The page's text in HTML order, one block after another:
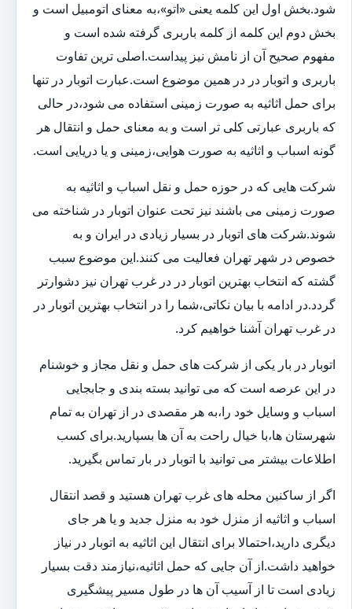
شود.بخش اول این کلمه یعنی «اتو»،به معنای اتومبیل است و
بخش دوم این کلمه از کلمه باربری گرفته شده است و
مفهوم صحیح آن از نامش نیز پیداست.اصلی ترین تفاوت
باربری و اتوبار در در همین موضوع است.عبارت اتوبار در تنها
برای حمل اثاثیه به صورت زمینی استفاده می شود،در حالی
که باربری عبارتی کلی تر است و به معنای حمل و انتقال هر
گونه اسباب و اثاثیه به صورت هوایی،زمینی و یا دریایی است.
شرکت هایی که در حوزه حمل و نقل اسباب و اثاثیه به
صورت زمینی می باشند نیز تحت عنوان اتوبار در شناخته می
شوند.شرکت های اتوبار در بسیار زیادی در ایران و به
خصوص در شهر تهران فعالیت می کنند.این موضوع سبب
گشته که انتخاب بهترین اتوبار در در غرب تهران نیز دشوارتر
گردد.در ادامه با بیان نکاتی،شما را در انتخاب بهترین اتوبار در
در غرب تهران آشنا خواهیم کرد.
اتوبار در بار یکی از شرکت های حمل و نقل مجاز و خوشنام
در این عرصه است که می توانید بسته بندی و جابجایی
اسباب و وسایل خود را،به هر مقصدی در از تهران به تمام
شهرستان ها،با خیال راحت به آن ها بسپارید.برای کسب
اطلاعات بیشتر می توانید با اتوبار در بار تماس بگیرید.
اگر از ساکنین محله های غرب تهران هستید و قصد انتقال
اسباب و اثاثیه از منزل خود به منزل جدید و یا هر جای
دیگری دارید،احتمالا برای انتقال این اثاثیه به اتوبار در نیاز
خواهید داشت.از آن جایی که حمل اثاثیه،نیازمند دقت بسیار
زیادی است تا از آسیب آن ها در طول مسیر پیشگیری